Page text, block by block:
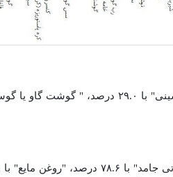
در این گروه، بیشترین افزایش قیمت نسبت به ماه قبل مربوط به "مرغ ماشینی" با ۲۹.۰ درصد،